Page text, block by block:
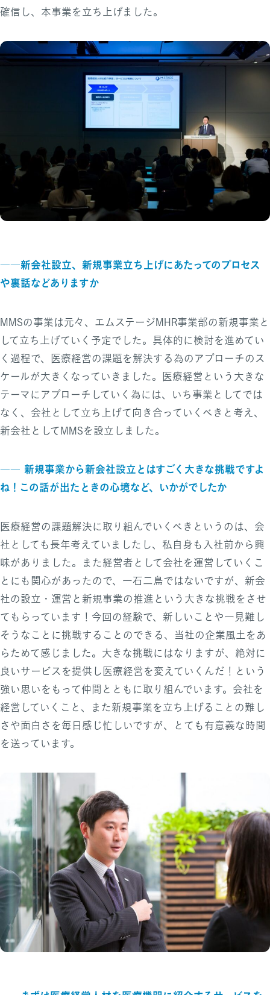
確信し、本事業を立ち上げました。
――新会社設立、新規事業立ち上げにあたってのプロセス
や裏話などありますか
MMSの事業は元々、エムステージMHR事業部の新規事業と
して立ち上げていく予定でした。具体的に検討を進めてい
く過程で、医療経営の課題を解決する為のアプローチのス
ケールが大きくなっていきました。医療経営という大きな
テーマにアプローチしていく為には、いち事業としてでは
なく、会社として立ち上げて向き合っていくべきと考え、
新会社としてMMSを設立しました。
―― 新規事業から新会社設立とはすごく大きな挑戦ですよ
ね！この話が出たときの心境など、いかがでしたか
医療経営の課題解決に取り組んでいくべきというのは、会
社としても長年考えていましたし、私自身も入社前から興
味がありました。また経営者として会社を運営していくこ
とにも関心があったので、一石二鳥ではないですが、新会
社の設立・運営と新規事業の推進という大きな挑戦をさせ
てもらっています！今回の経験で、新しいことや一見難し
そうなことに挑戦することのできる、当社の企業風土をあ
らためて感じました。大きな挑戦にはなりますが、絶対に
良いサービスを提供し医療経営を変えていくんだ！という
強い思いをもって仲間とともに取り組んでいます。会社を
経営していくこと、また新規事業を立ち上げることの難し
さや面白さを毎日感じ忙しいですが、とても有意義な時間
を送っています。